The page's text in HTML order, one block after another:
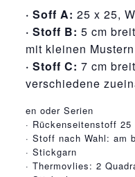
· Soff A: 25 x 25,
· Stoff B: 5 cm
mit kleinen
· Stoff C: 7 cm
verschiedene
osteopathe-nyon-
en oder Serien
· Rückenseitenstoff 25
· Stoff nach Wahl: am
· Stickgarn
· Thermovlies: 2